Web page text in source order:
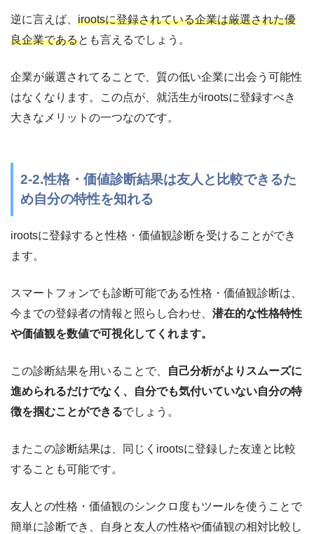
逆に言えば、 irootsに登録されている企業は厳選された優
良企業であるとも言えるでしょう。
企業が厳選されてることで、質の低い企業に出会う可能性
はなくなります。この点が、就活生がirootsに登録すべき
大きなメリットの一つなのです。
2-2.性格・価値診断結果は友人と比較できるた
め自分の特性を知れる
irootsに登録すると性格・価値観診断を受けることができ
ます。
スマートフォンでも診断可能である性格・価値観診断は、
今までの登録者の情報と照らし合わせ、 潜在的な性格特性
や価値観を数値で可視化してくれます。
この診断結果を用いることで、
自己分析がよりスムーズに
進められるだけでなく、自分でも気付いていない自分の特
徴を掴むことができるでしょう。
またこの診断結果は、同じくirootsに登録した友達と比較
することも可能です。
友人との性格・価値観のシンクロ度もツールを使うことで
簡単に診断でき、自身と友人の性格や価値観の相対比較し